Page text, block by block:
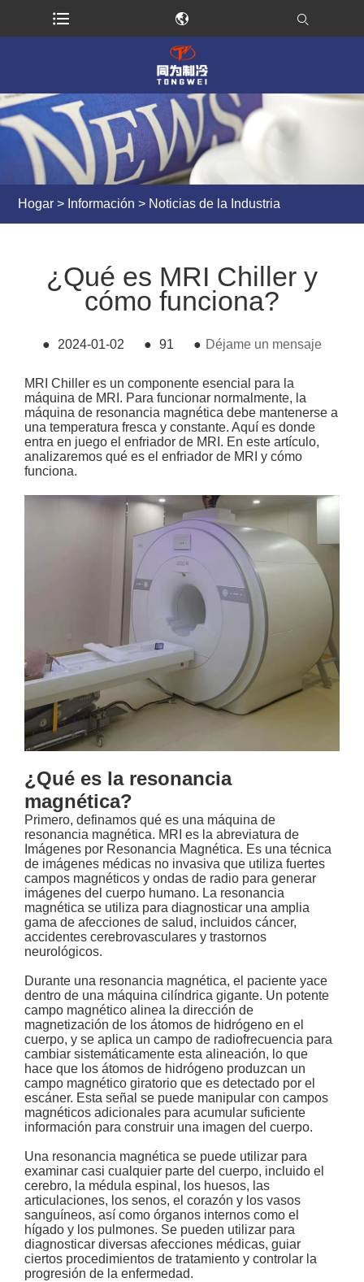
Hogar > Información > Noticias de la Industria
¿Qué es MRI Chiller y
cómo funciona?
● 2024-01-02 ● 91 ● Déjame un mensaje
MRI Chiller es un componente esencial para la
máquina de MRI. Para funcionar normalmente, la
máquina de resonancia magnética debe mantenerse a
una temperatura fresca y constante. Aquí es donde
entra en juego el enfriador de MRI. En este artículo,
analizaremos qué es el enfriador de MRI y cómo
funciona.
¿Qué es la resonancia
magnética?
Primero, definamos qué es una máquina de
resonancia magnética. MRI es la abreviatura de
Imágenes por Resonancia Magnética. Es una técnica
de imágenes médicas no invasiva que utiliza fuertes
campos magnéticos y ondas de radio para generar
imágenes del cuerpo humano. La resonancia
magnética se utiliza para diagnosticar una amplia
gama de afecciones de salud, incluidos cáncer,
accidentes cerebrovasculares y trastornos
neurológicos.
Durante una resonancia magnética, el paciente yace
dentro de una máquina cilíndrica gigante. Un potente
campo magnético alinea la dirección de
magnetización de los átomos de hidrógeno en el
cuerpo, y se aplica un campo de radiofrecuencia para
cambiar sistemáticamente esta alineación, lo que
hace que los átomos de hidrógeno produzcan un
campo magnético giratorio que es detectado por el
escáner. Esta señal se puede manipular con campos
magnéticos adicionales para acumular suficiente
información para construir una imagen del cuerpo.
Una resonancia magnética se puede utilizar para
examinar casi cualquier parte del cuerpo, incluido el
cerebro, la médula espinal, los huesos, las
articulaciones, los senos, el corazón y los vasos
sanguíneos, así como órganos internos como el
hígado y los pulmones. Se pueden utilizar para
diagnosticar diversas afecciones médicas, guiar
ciertos procedimientos de tratamiento y controlar la
progresión de la enfermedad.